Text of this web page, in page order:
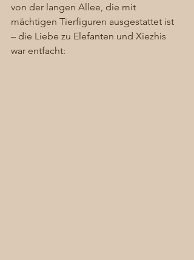
von der langen Allee, die mit
mächtigen Tierfiguren ausgestattet ist
– die Liebe zu Elefanten und Xiezhis
war entfacht: